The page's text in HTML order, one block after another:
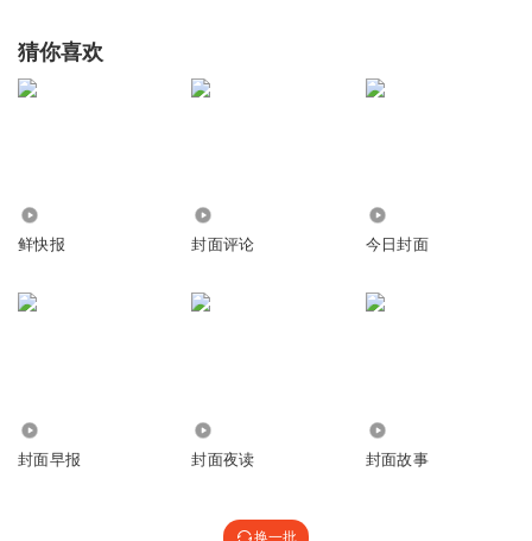
猜你喜欢
鲜快报 封面评论 今日封面
封面早报 封面夜读 封面故事
换一批